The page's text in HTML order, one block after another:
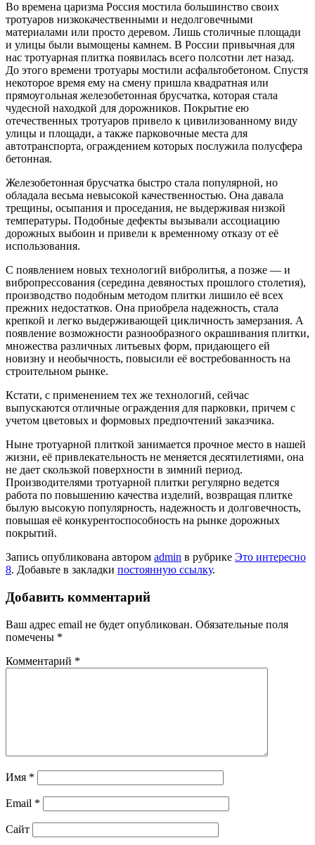
Во времена царизма Россия мостила большинство своих
тротуаров низкокачественными и недолговечными
материалами или просто деревом. Лишь столичные площади
и улицы были вымощены камнем. В России привычная для
нас тротуарная плитка появилась всего полсотни лет назад.
До этого времени тротуары мостили асфальтобетоном. Спустя
некоторое время ему на смену пришла квадратная или
прямоугольная железобетонная брусчатка, которая стала
чудесной находкой для дорожников. Покрытие ею
отечественных тротуаров привело к цивилизованному виду
улицы и площади, а также парковочные места для
автотранспорта, ограждением которых послужила полусфера
бетонная.
Железобетонная брусчатка быстро стала популярной, но
обладала весьма невысокой качественностью. Она давала
трещины, осыпания и проседания, не выдерживая низкой
температуры. Подобные дефекты вызывали ассоциацию
дорожных выбоин и привели к временному отказу от её
использования.
С появлением новых технологий вибролитья, а позже — и
вибропрессования (середина девяностых прошлого столетия),
производство подобным методом плитки лишило её всех
прежних недостатков. Она приобрела надежность, стала
крепкой и легко выдерживающей цикличность замерзания. А
появление возможности разнообразного окрашивания плитки,
множества различных литьевых форм, придающего ей
новизну и необычность, повысили её востребованность на
строительном рынке.
Кстати, с применением тех же технологий, сейчас
выпускаются отличные ограждения для парковки, причем с
учетом цветовых и формовых предпочтений заказчика.
Ныне тротуарной плиткой занимается прочное место в нашей
жизни, её привлекательность не меняется десятилетиями, она
не дает скользкой поверхности в зимний период.
Производителями тротуарной плитки регулярно ведется
работа по повышению качества изделий, возвращая плитке
былую высокую популярность, надежность и долговечность,
повышая её конкурентоспособность на рынке дорожных
покрытий.
Запись опубликована автором admin в рубрике Это интересно
8. Добавьте в закладки постоянную ссылку.
Добавить комментарий
Ваш адрес email не будет опубликован. Обязательные поля
помечены *
Комментарий *
Имя *
Email *
Сайт